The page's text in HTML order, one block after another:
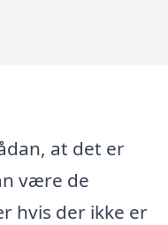
at det er
være de
hvis der ikke er